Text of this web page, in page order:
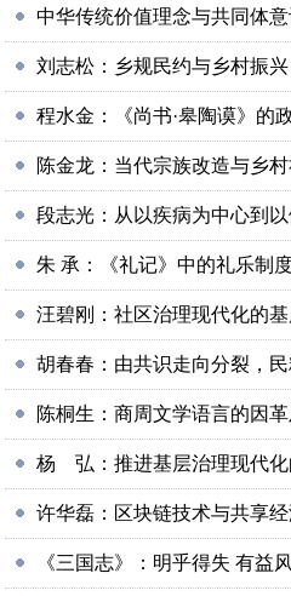
中华传统价值理念与共同体
刘志松：乡规民约与乡村振兴
程水金：《尚书·皋陶谟》的
陈金龙：当代宗族改造与乡
段志光：从以疾病为中心到
朱 承：《礼记》中的礼乐制
汪碧刚：社区治理现代化的
胡春春：由共识走向分裂，
陈桐生：商周文学语言的因
杨 弘：推进基层治理现代化
许华磊：区块链技术与共享
《三国志》：明乎得失 有益